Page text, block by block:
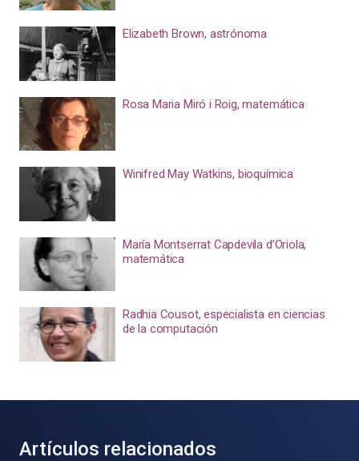
Elizabeth Brown, astrónoma
Rosa Maria Miró i Roig, matemática
Winifred May Watkins, bioquímica
María Montserrat Capdevila d’Oriola,
matemática
Radhia Cousot, especialista en ciencias
de la computación
Artículos relacionados